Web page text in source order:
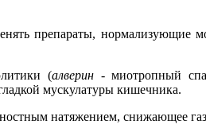
препараты,
(алверин- миотропный
мускулатуры кишечника.
натяжением, снижающее